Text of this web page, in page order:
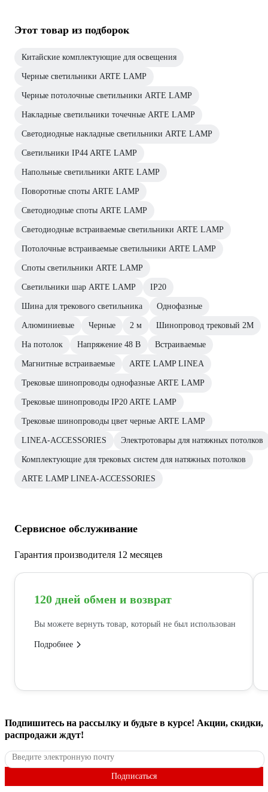
Этот товар из подборок
Китайские комплектующие для освещения
Черные светильники ARTE LAMP
Черные потолочные светильники ARTE LAMP
Накладные светильники точечные ARTE LAMP
Светодиодные накладные светильники ARTE LAMP
Светильники IP44 ARTE LAMP
Напольные светильники ARTE LAMP
Поворотные споты ARTE LAMP
Светодиодные споты ARTE LAMP
Светодиодные встраиваемые светильники ARTE LAMP
Потолочные встраиваемые светильники ARTE LAMP
Споты светильники ARTE LAMP
Светильники шар ARTE LAMP IP20
Шина для трекового светильника Однофазные
Алюминиевые Черные 2 м Шинопровод трековый 2М
На потолок Напряжение 48 В Встраиваемые
Магнитные встраиваемые ARTE LAMP LINEA
Трековые шинопроводы однофазные ARTE LAMP
Трековые шинопроводы IP20 ARTE LAMP
Трековые шинопроводы цвет черные ARTE LAMP
LINEA-ACCESSORIES Электротовары для натяжных потолков
Комплектующие для трековых систем для натяжных потолков
ARTE LAMP LINEA-ACCESSORIES
Сервисное обслуживание
Гарантия производителя 12 месяцев
120 дней обмен и возврат
Вы можете вернуть товар, который не был использован
Подробнее
Подпишитесь на рассылку и будьте в курсе! Акции, скидки,
распродажи ждут!
Подписаться